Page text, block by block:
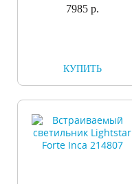
7985 р.
КУПИТЬ